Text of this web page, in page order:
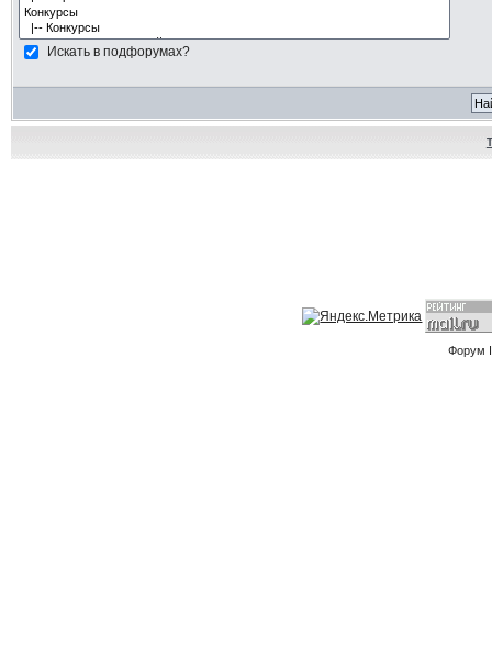
Искать в подфорумах?
Форум